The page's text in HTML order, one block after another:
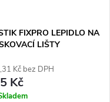
FIXPRO LEPIDLO NA
LIŠTY
Kč bez DPH
Kč